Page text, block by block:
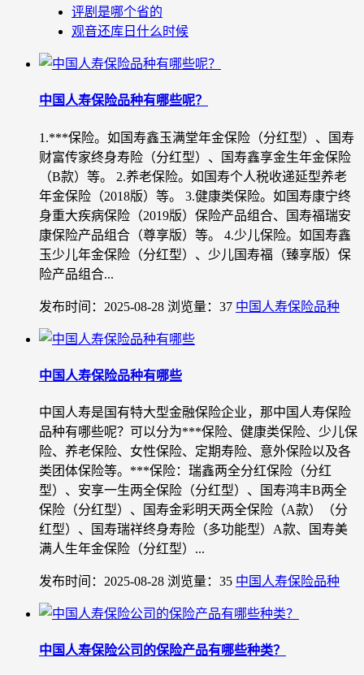
评剧是哪个省的
观音还库日什么时候
中国人寿保险品种有哪些呢？
1.***保险。如国寿鑫玉满堂年金保险（分红型）、国寿
财富传家终身寿险（分红型）、国寿鑫享金生年金保险
（B款）等。 2.养老保险。如国寿个人税收递延型养老
年金保险（2018版）等。 3.健康类保险。如国寿康宁终
身重大疾病保险（2019版）保险产品组合、国寿福瑞安
康保险产品组合（尊享版）等。 4.少儿保险。如国寿鑫
玉少儿年金保险（分红型）、少儿国寿福（臻享版）保
险产品组合...
发布时间：2025-08-28 浏览量：37 中国人寿保险品种
中国人寿保险品种有哪些
中国人寿是国有特大型金融保险企业，那中国人寿保险
品种有哪些呢？可以分为***保险、健康类保险、少儿保
险、养老保险、女性保险、定期寿险、意外保险以及各
类团体保险等。***保险：瑞鑫两全分红保险（分红
型）、安享一生两全保险（分红型）、国寿鸿丰B两全
保险（分红型）、国寿金彩明天两全保险（A款）（分
红型）、国寿瑞祥终身寿险（多功能型）A款、国寿美
满人生年金保险（分红型）...
发布时间：2025-08-28 浏览量：35 中国人寿保险品种
中国人寿保险公司的保险产品有哪些种类？